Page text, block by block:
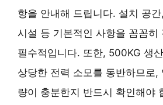
항을 안내해 드립니다. 설치 공
시설 등 기본적인 사항을 꼼꼼히
필수적입니다. 또한, 500KG 생
상당한 전력 소모를 동반하므로,
량이 충분한지 반드시 확인해야